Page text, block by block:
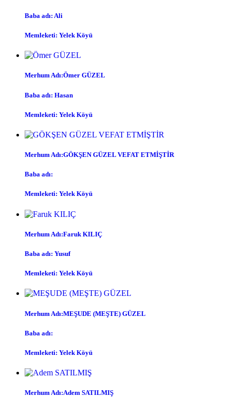
Baba adı: Ali
Memleketi: Yelek Köyü
Merhum Adı:Ömer GÜZEL
Baba adı: Hasan
Memleketi: Yelek Köyü
Merhum Adı:GÖKŞEN GÜZEL VEFAT ETMİŞTİR
Baba adı:
Memleketi: Yelek Köyü
Merhum Adı:Faruk KILIÇ
Baba adı: Yusuf
Memleketi: Yelek Köyü
Merhum Adı:MEŞUDE (MEŞTE) GÜZEL
Baba adı:
Memleketi: Yelek Köyü
Merhum Adı:Adem SATILMIŞ